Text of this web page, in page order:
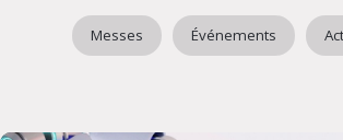
Messes Événements